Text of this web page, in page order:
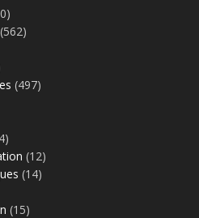
(562)
(497)
(12)
(14)
(15)